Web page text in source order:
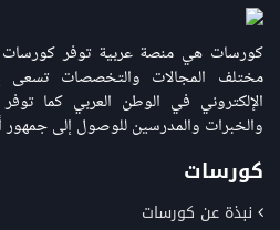
كورسات هي منصة عربية توفر كورسات
مختلف المجالات والتخصصات تسعى
الإلكتروني في الوطن العربي كما
والخبرات والمدرسين للوصول إلى جمهور
كورسات
نبذة عن كورسات